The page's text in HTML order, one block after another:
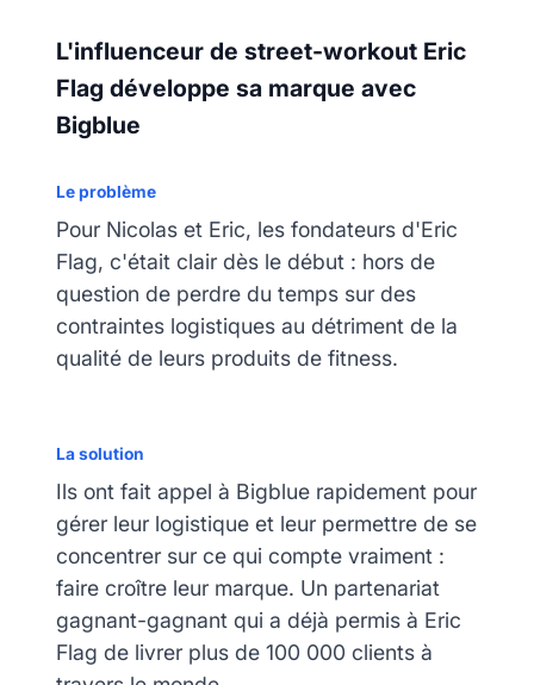
L'influenceur de street-workout Eric
Flag développe sa marque avec
Bigblue
Le problème
Pour Nicolas et Eric, les fondateurs d'Eric
Flag, c'était clair dès le début : hors de
question de perdre du temps sur des
contraintes logistiques au détriment de la
qualité de leurs produits de fitness.
La solution
Ils ont fait appel à Bigblue rapidement pour
gérer leur logistique et leur permettre de se
concentrer sur ce qui compte vraiment :
faire croître leur marque. Un partenariat
gagnant-gagnant qui a déjà permis à Eric
Flag de livrer plus de 100 000 clients à